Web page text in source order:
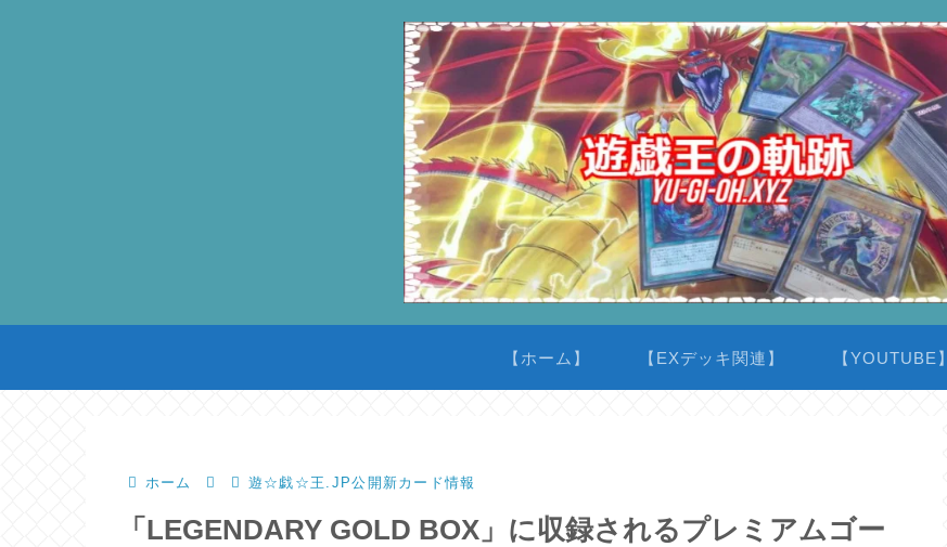
【ホーム】 【EXデッキ関連】 【YOUTUBE】
ホーム 遊☆戯☆王.JP公開新カード情報
「LEGENDARY GOLD BOX」に収録されるプレミアムゴー